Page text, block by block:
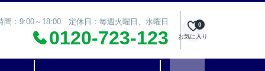
間：9:00～18:00 定休日：毎週火曜日、水曜日
0120-723-123 お気に入り
0